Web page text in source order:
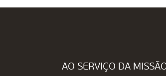
AO SERVIÇO DA